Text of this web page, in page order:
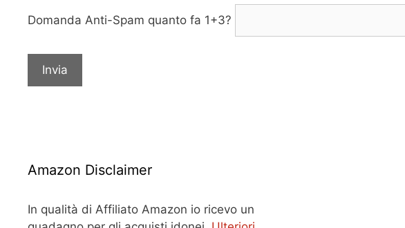
Domanda Anti-Spam quanto fa 1+3?
Amazon Disclaimer
In qualità di Affiliato Amazon io ricevo un